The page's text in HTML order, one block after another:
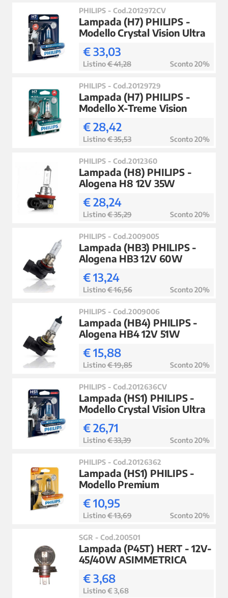
PHILIPS - Cod.2012972CV
Lampada (H7) PHILIPS -
Modello Crystal Vision Ultra
€ 33,03
Listino€ 41,28 Sconto 20%
PHILIPS - Cod.20129729
Lampada (H7) PHILIPS -
Modello X-Treme Vision
€ 28,42
Listino€ 35,53 Sconto 20%
PHILIPS - Cod.2012360
Lampada (H8) PHILIPS -
Alogena H8 12V 35W
€ 28,24
Listino€ 35,29 Sconto 20%
PHILIPS - Cod.2009005
Lampada (HB3) PHILIPS -
Alogena HB3 12V 60W
€ 13,24
Listino€ 16,56 Sconto 20%
PHILIPS - Cod.2009006
Lampada (HB4) PHILIPS -
Alogena HB4 12V 51W
€ 15,88
Listino€ 19,85 Sconto 20%
PHILIPS - Cod.2012636CV
Lampada (HS1) PHILIPS -
Modello Crystal Vision Ultra
€ 26,71
Listino€ 33,39 Sconto 20%
PHILIPS - Cod.20126362
Lampada (HS1) PHILIPS -
Modello Premium
€ 10,95
Listino€ 13,69 Sconto 20%
SGR - Cod.200501
Lampada (P45T) HERT - 12V-
45/40W ASIMMETRICA
€ 3,68
Listino € 3,68